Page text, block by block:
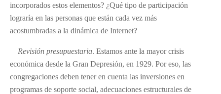
incorporados estos elementos? ¿Qué tipo de participación
lograría en las personas que están cada vez más
acostumbradas a la dinámica de Internet?
Revisión presupuestaria. Estamos ante la mayor crisis
económica desde la Gran Depresión, en 1929. Por eso, las
congregaciones deben tener en cuenta las inversiones en
programas de soporte social, adecuaciones estructurales de